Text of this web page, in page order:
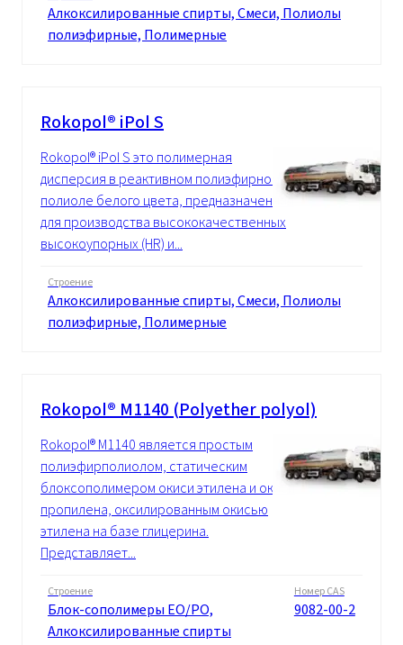
Алкоксилированные спирты, Смеси, Полиолы
полиэфирные, Полимерные
Rokopol® iPol S
Rokopol® iPol S это полимерная
дисперсия в реактивном полиэфирном
полиоле белого цвета, предназначенная
для производства высококачественных
высокоупорных (HR) и...
Строение
Алкоксилированные спирты, Смеси, Полиолы
полиэфирные, Полимерные
Rokopol® M1140 (Polyether polyol)
Rokopol® M1140 является простым
полиэфирполиолом, статическим
блоксополимером окиси этилена и окиси
пропилена, оксилированным окисью
этилена на базе глицерина.
Представляет...
Строение
Блок-сополимеры EO/PO,
Алкоксилированные спирты
Номер CAS
9082-00-2